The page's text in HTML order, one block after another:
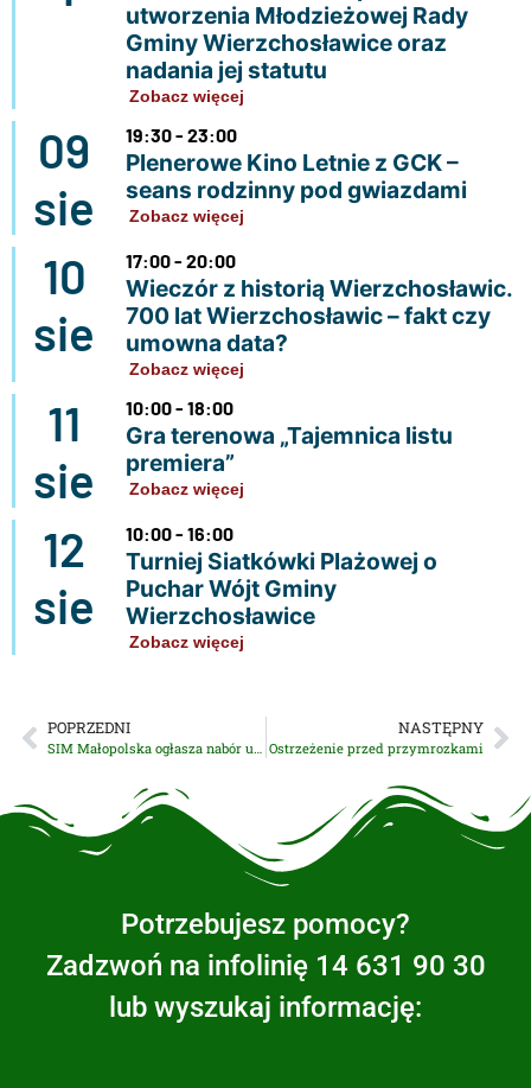
utworzenia Młodzieżowej Rady
Gminy Wierzchosławice oraz
nadania jej statutu
Zobacz więcej
09
sie
19:30 - 23:00
Plenerowe Kino Letnie z GCK –
seans rodzinny pod gwiazdami
Zobacz więcej
10
sie
17:00 - 20:00
Wieczór z historią Wierzchosławic.
700 lat Wierzchosławic – fakt czy
umowna data?
Zobacz więcej
11
sie
10:00 - 18:00
Gra terenowa „Tajemnica listu
premiera”
Zobacz więcej
12
sie
10:00 - 16:00
Turniej Siatkówki Plażowej o
Puchar Wójt Gminy
Wierzchosławice
Zobacz więcej
POPRZEDNI
SIM Małopolska ogłasza nabór uzupełniający na mieszkania w Wierzchosławicach – Dwudniaki
NASTĘPNY
Ostrzeżenie przed przymrozkami
Potrzebujesz pomocy?
Zadzwoń na infolinię 14 631 90 30
lub wyszukaj informację: